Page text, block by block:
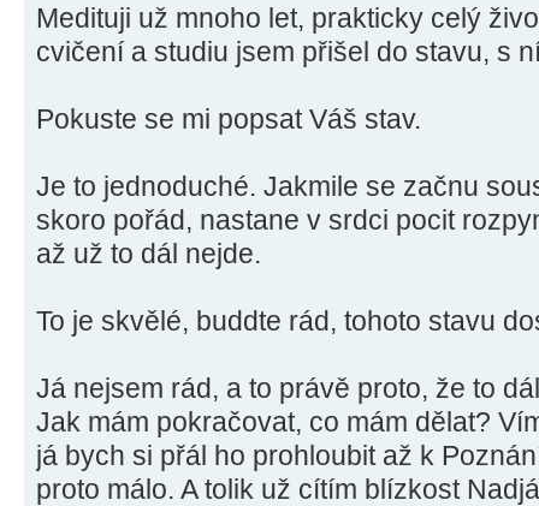
Medituji už mnoho let, prakticky celý
cvičení a studiu jsem přišel do stavu, s
Pokuste se mi popsat Váš stav.
Je to jednoduché. Jakmile se začnu
skoro pořád, nastane v srdci pocit
až už to dál nejde.
To je skvělé, buddte rád, tohoto stavu
Já nejsem rád, a to právě proto, že to
Jak mám pokračovat, co mám dělat?
já bych si přál ho prohloubit až k
proto málo. A tolik už cítím blízkost